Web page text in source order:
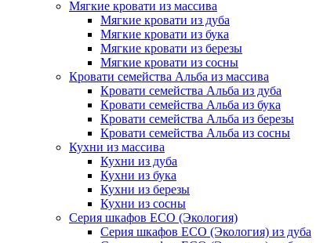
Мягкие кровати из массива
Мягкие кровати из дуба
Мягкие кровати из бука
Мягкие кровати из березы
Мягкие кровати из сосны
Кровати семейства Альба из массива
Кровати семейства Альба из дуба
Кровати семейства Альба из бука
Кровати семейства Альба из березы
Кровати семейства Альба из сосны
Кухни из массива
Кухни из дуба
Кухни из бука
Кухни из березы
Кухни из сосны
Серия шкафов ECO (Экология)
Серия шкафов ECO (Экология) из дуба